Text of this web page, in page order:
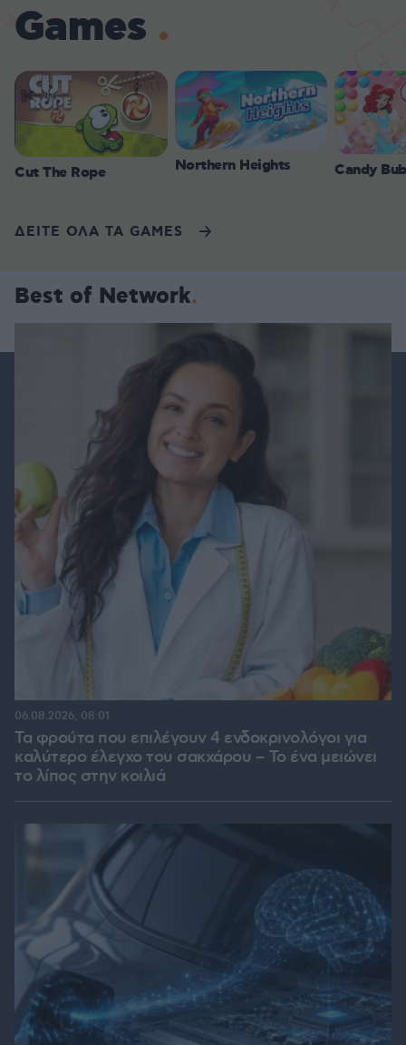
Games
Cut The Rope Northern Heights Candy
ΔΕΙΤΕ ΟΛΑ ΤΑ GAMES
Best of Network
Τα φρούτα που επιλέγουν 4 ενδοκρινολόγοι για
καλύτερο έλεγχο του σακχάρου – Το ένα μειώνει
το λίπος στην κοιλιά
06.08.2026, 08:01